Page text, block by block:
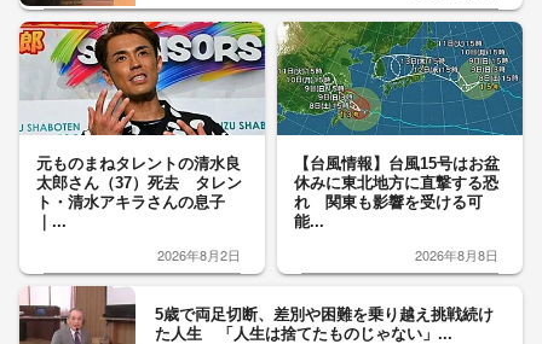
元ものまねタレントの清水良
太郎さん（37）死去 タレン
ト・清水アキラさんの息子
｜...
2026年8月2日
【台風情報】台風15号はお盆
休みに東北地方に直撃する恐
れ 関東も影響を受ける可
能...
2026年8月8日
5歳で両足切断、差別や困難を乗り越え挑戦続け
た人生 「人生は捨てたものじゃない」...